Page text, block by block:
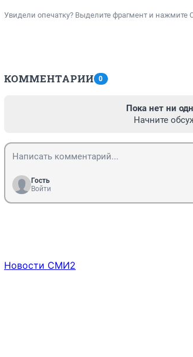
Увидели опечатку? Выделите фрагмент и нажмите
КОММЕНТАРИИ 0
Пока нет ни
Начните
Гость
Войти
Новости СМИ2